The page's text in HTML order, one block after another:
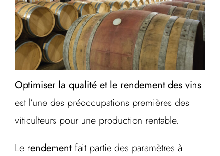
Optimiser la qualité et le rendement des vins
est l’une des préoccupations premières des
viticulteurs pour une production rentable.
Le rendement fait partie des paramètres à